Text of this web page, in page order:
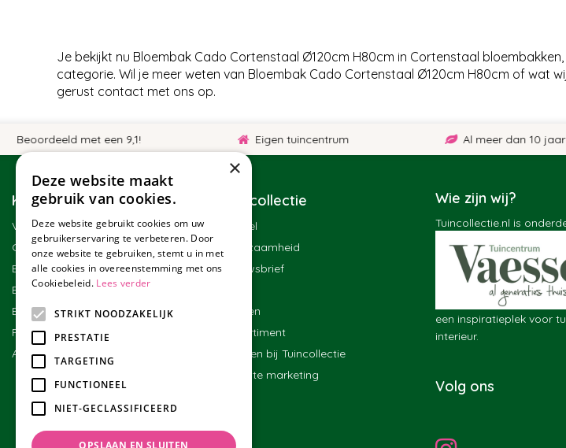
Je bekijkt nu Bloembak Cado Cortenstaal Ø120cm H80cm in Cortenstaal
categorie. Wil je meer weten van Bloembak Cado Cortenstaal Ø120cm H80cm of wat
gerust contact met ons op.
met een 9,1! Eigen tuincentrum Al meer dan 10 jaar
Klantenservice
Veelgestelde vragen
Contact
Bestellen
Bezorgen en afhalen
Betalen
Ruilen en retourneren
Algemene voorwaarden
Tuincollectie
Winkel
Duurzaamheid
Nieuwsbrief
Merken
Assortiment
Werken bij Tuincollectie
Affiliate marketing
Wie zijn wij?
Tuincollectie.nl is
een inspiratieplek voor
interieur.
Volg ons
×
Deze website maakt
gebruik van cookies.
Deze website gebruikt cookies om uw
gebruikerservaring te verbeteren. Door
onze website te gebruiken, stemt u in met
alle cookies in overeenstemming met ons
Cookiebeleid. Lees verder
STRIKT NOODZAKELIJK
PRESTATIE
TARGETING
FUNCTIONEEL
NIET-GECLASSIFICEERD
OPSLAAN EN SLUITEN